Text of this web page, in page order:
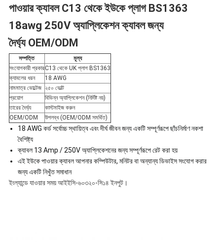
নীতি
পাওয়ার ক্যাবল C13 থেকে ইউকে প্লাগ BS1363
18awg 250V অ্যাপ্লিকেশন ক্যাবল জন্য
দৈর্ঘ্য OEM/ODM
সম্পত্তি
মূল্য
সংযোগকারী প্রকারC13 থেকে UK প্লাগ BS1363
ক্যাবলের ধরন
18 AWG
নামমাত্র ভোল্টেজ ২৫০ ভোল্ট
প্রয়োগ
বিভিন্ন অ্যাপ্লিকেশন (নির্দিষ্ট নয়)
তারের দৈর্ঘ্য
কাস্টমাইজ করুন
OEM/ODM
উপলব্ধ (OEM/ODM সমর্থিত)
18 AWG কর্ড সর্বোচ্চ স্থায়িত্ব এবং দীর্ঘ জীবন জন্য একটি সম্পূর্ণরূপে ছাঁচনির্মাণ নকশা
বৈশিষ্ট্য
ক্যাবল 13 Amp / 250V অ্যাপ্লিকেশনের জন্য সম্পূর্ণরূপে রেট করা হয়
এই ইউকে পাওয়ার ক্যাবল আপনার কম্পিউটার, মনিটর বা অন্যান্য ডিভাইস সংযোগ করার
জন্য একটি নিখুঁত সমাধান
ইংল্যান্ডে যাওয়ার সময় আইইসি-৬০৩২০-সি১৪ ইনপুট।